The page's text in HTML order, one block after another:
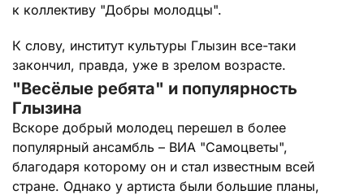
к коллективу "Добры молодцы".
К слову, институт культуры Глызин все-таки
закончил, правда, уже в зрелом возрасте.
"Весёлые ребята" и популярность
Глызина
Вскоре добрый молодец перешел в более
популярный ансамбль – ВИА "Самоцветы",
благодаря которому он и стал известным всей
стране. Однако у артиста были большие планы,